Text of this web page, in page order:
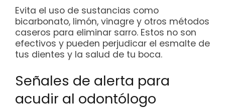
Evita el uso de sustancias como
bicarbonato, limón, vinagre y otros métodos
caseros para eliminar sarro. Estos no son
efectivos y pueden perjudicar el esmalte de
tus dientes y la salud de tu boca.
Señales de alerta para
acudir al odontólogo